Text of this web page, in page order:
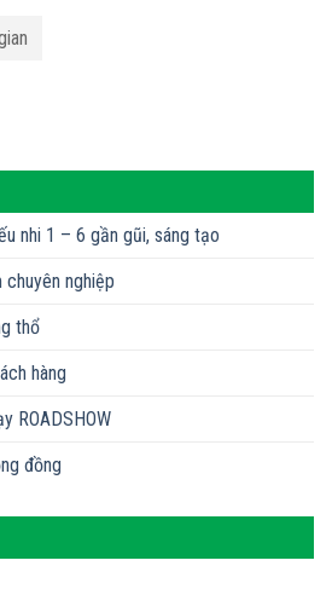
nhi 1 – 6 gần gũi, sáng tạo
nghiệp
thổ
hàng
ROADSHOW
đồng